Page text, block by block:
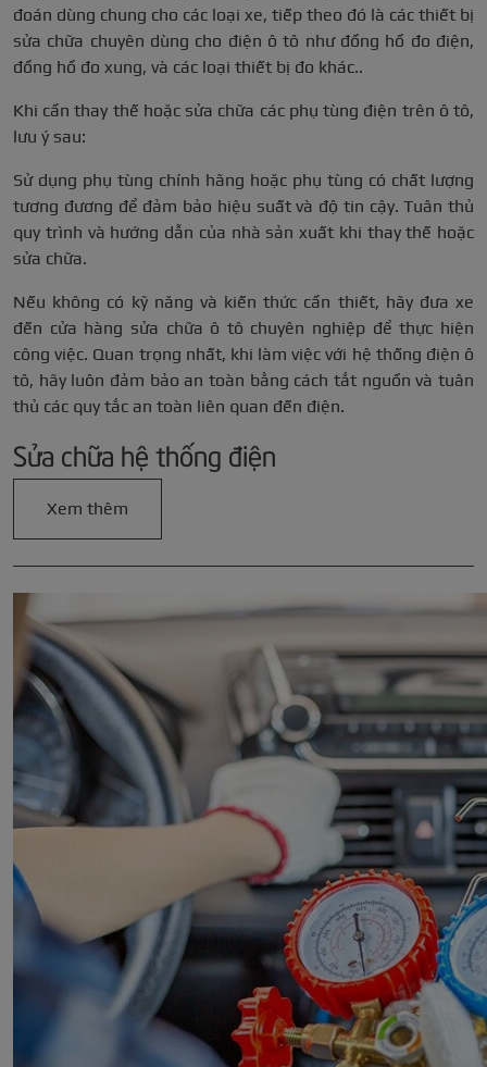
đoán dùng chung cho các loại xe, tiếp theo đó là các thiết bị
sửa chữa chuyên dùng cho điện ô tô như đồng hồ đo điện,
đồng hồ đo xung, và các loại thiết bị đo khác..
Khi cần thay thế hoặc sửa chữa các phụ tùng điện trên ô tô,
lưu ý sau:
Sử dụng phụ tùng chính hãng hoặc phụ tùng có chất lượng
tương đương để đảm bảo hiệu suất và độ tin cậy. Tuân thủ
quy trình và hướng dẫn của nhà sản xuất khi thay thế hoặc
sửa chữa.
Nếu không có kỹ năng và kiến thức cần thiết, hãy đưa xe
đến cửa hàng sửa chữa ô tô chuyên nghiệp để thực hiện
công việc. Quan trọng nhất, khi làm việc với hệ thống điện ô
tô, hãy luôn đảm bảo an toàn bằng cách tắt nguồn và tuân
thủ các quy tắc an toàn liên quan đến điện.
Sửa chữa hệ thống điện
Xem thêm